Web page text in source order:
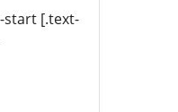
start [.text-